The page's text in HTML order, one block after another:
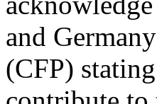
and
(CFP)